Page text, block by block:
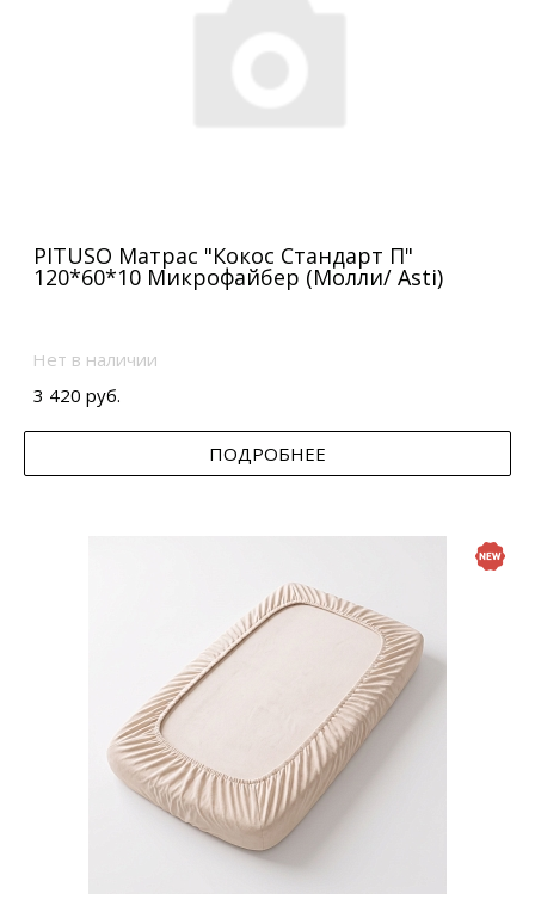
PITUSO Матрас "Кокос Стандарт П"
120*60*10 Микрофайбер (Молли/ Asti)
Нет в наличии
3 420 руб.
ПОДРОБНЕЕ